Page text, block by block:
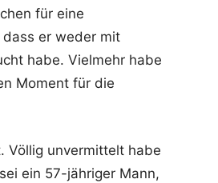
für eine
er weder mit
habe. Vielmehr habe
Moment für die
Völlig unvermittelt habe
ein 57-jähriger Mann,